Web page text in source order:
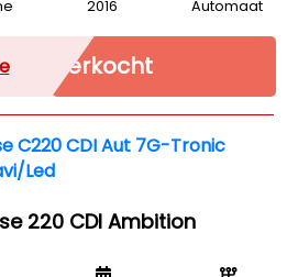
2016 Automaat
Verkocht
220 CDI Ambition